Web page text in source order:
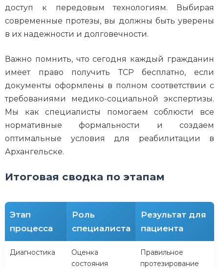
доступ к передовым технологиям. Выбирая
современные протезы, вы должны быть уверены
в их надежности и долговечности.
Важно помнить, что сегодня каждый гражданин
имеет право получить ТСР бесплатно, если
документы оформлены в полном соответствии с
требованиями медико-социальной экспертизы.
Мы как специалисты помогаем соблюсти все
нормативные формальности и создаем
оптимальные условия для реабилитации в
Архангельске.
Итоговая сводка по этапам
Этап
процесса
Роль
специалиста
Результат для
пациента
Диагностика
Оценка
состояния
Правильное
протезирование